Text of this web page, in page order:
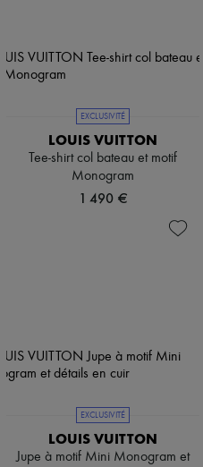
EXCLUSIVITÉ
LOUIS VUITTON
Tee-shirt col bateau et motif
Monogram
1 490 €
EXCLUSIVITÉ
LOUIS VUITTON
Jupe à motif Mini Monogram et